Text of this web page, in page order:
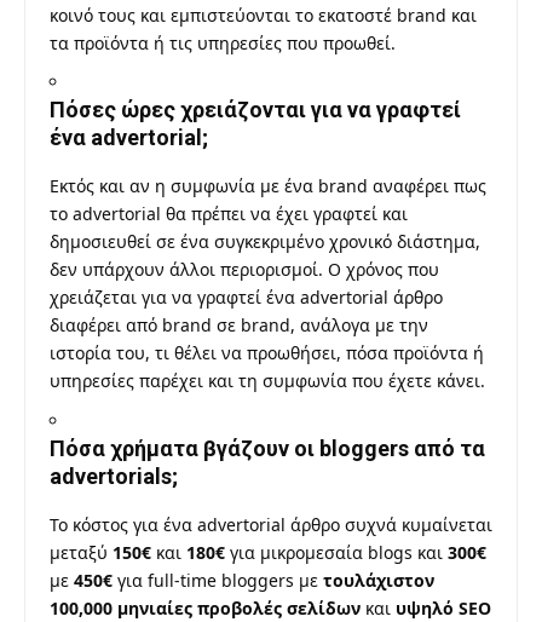
κοινό τους και εμπιστεύονται το εκατοστέ brand και
τα προϊόντα ή τις υπηρεσίες που προωθεί.
Πόσες ώρες χρειάζονται για να γραφτεί
ένα advertorial;
Εκτός και αν η συμφωνία με ένα brand αναφέρει πως
το advertorial θα πρέπει να έχει γραφτεί και
δημοσιευθεί σε ένα συγκεκριμένο χρονικό διάστημα,
δεν υπάρχουν άλλοι περιορισμοί. Ο χρόνος που
χρειάζεται για να γραφτεί ένα advertorial άρθρο
διαφέρει από brand σε brand, ανάλογα με την
ιστορία του, τι θέλει να προωθήσει, πόσα προϊόντα ή
υπηρεσίες παρέχει και τη συμφωνία που έχετε κάνει.
Πόσα χρήματα βγάζουν οι bloggers από τα
advertorials;
Το κόστος για ένα advertorial άρθρο συχνά κυμαίνεται
μεταξύ 150€ και 180€ για μικρομεσαία blogs και 300€
με 450€ για full-time bloggers με τουλάχιστον
100,000 μηνιαίες προβολές σελίδων και υψηλό SEO